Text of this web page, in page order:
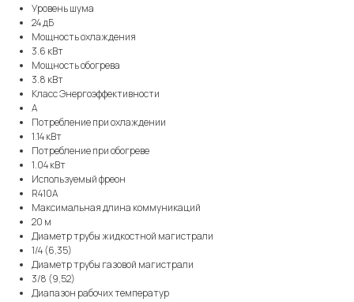
Уровень шума
24 дБ
Мощность охлаждения
3.6 кВт
Мощность обогрева
3.8 кВт
Класс Энергоэффективности
A
Потребление при охлаждении
1.14 кВт
Потребление при обогреве
1.04 кВт
Используемый фреон
R410A
Максимальная длина коммуникаций
20 м
Диаметр трубы жидкостной магистрали
1/4 (6,35)
Диаметр трубы газовой магистрали
3/8 (9,52)
Диапазон рабочих температур